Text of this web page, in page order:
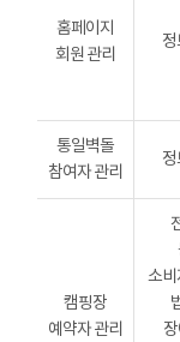
홈페이지
회원 관리
정
통일벽돌
참여자 관리
정
캠핑장
예약자 관리
소비